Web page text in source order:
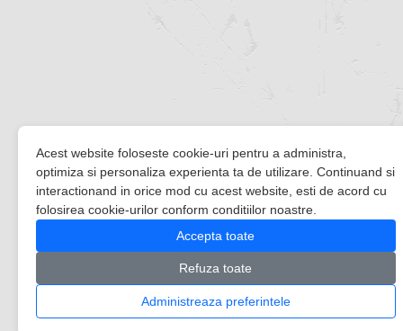
Acest website foloseste cookie-uri pentru a administra,
optimiza si personaliza experienta ta de utilizare. Continuand si
interactionand in orice mod cu acest website, esti de acord cu
folosirea cookie-urilor conform conditiilor noastre.
Accepta toate
Refuza toate
Administreaza preferintele